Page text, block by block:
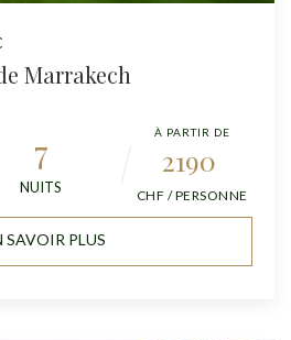
Marrakech
7
NUITS
À PARTIR DE
2190
CHF / PERSONNE
SAVOIR PLUS